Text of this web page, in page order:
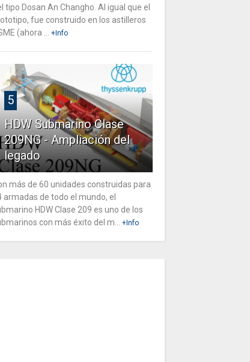
tipo Dosan An Changho. Al igual que el
fue construido en los astilleros
(ahora ...
+Info
5
HDW Submarino Clase
209NG - Ampliación del
legado
más de 60 unidades construidas para
armadas de todo el mundo, el
HDW Clase 209 es uno de los
con más éxito del m...
+Info